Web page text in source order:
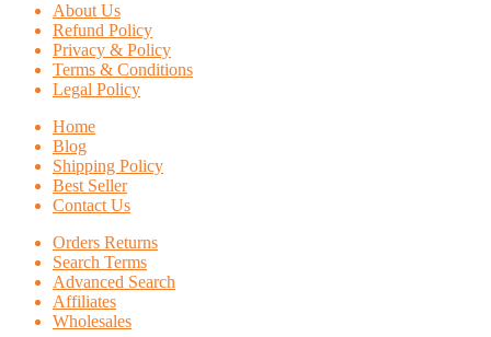
About Us
Refund Policy
Privacy & Policy
Terms & Conditions
Legal Policy
Home
Blog
Shipping Policy
Best Seller
Contact Us
Orders Returns
Search Terms
Advanced Search
Affiliates
Wholesales